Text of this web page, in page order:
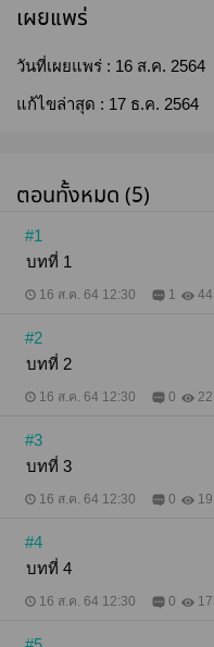
เผยแพร่
วันที่เผยแพร่ : 16 ส.ค. 2564
แก้ไขล่าสุด : 17 ธ.ค. 2564
ตอนทั้งหมด (5)
#1
บทที่ 1
16 ส.ค. 64 12:30 1
#2
บทที่ 2
16 ส.ค. 64 12:30 0
#3
บทที่ 3
16 ส.ค. 64 12:30 0
#4
บทที่ 4
16 ส.ค. 64 12:30 0